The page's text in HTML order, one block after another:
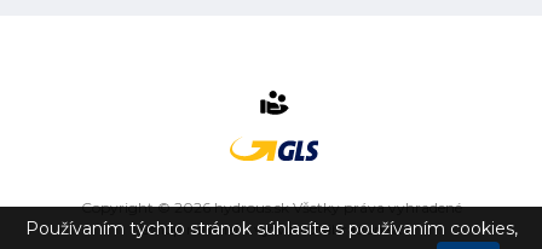
Copyright © 2026 hydrous.sk Všetky práva vyhradené
eshop na mieruvytvorilovibration.sk
Používaním týchto stránok súhlasíte s používaním cookies,